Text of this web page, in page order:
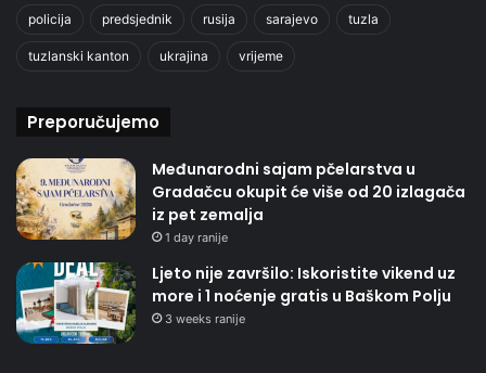
policija predsjednik rusija sarajevo tuzla
tuzlanski kanton ukrajina vrijeme
Preporučujemo
Međunarodni sajam pčelarstva u
Gradačcu okupit će više od 20 izlagača
iz pet zemalja
1 day ranije
Ljeto nije završilo: Iskoristite vikend uz
more i 1 noćenje gratis u Baškom Polju
3 weeks ranije